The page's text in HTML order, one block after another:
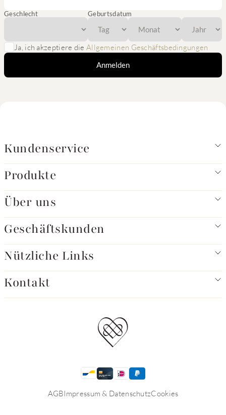
Geschlecht Geburtsdatum
Ja, ich akzeptiere die Allgemeinen Geschäftsbedingungen
Anmelden
Kundenservice
Produkte
Über uns
Geschäftskunden
Nützliche Links
Kontakt
AGBImpressum & DatenschutzCookies